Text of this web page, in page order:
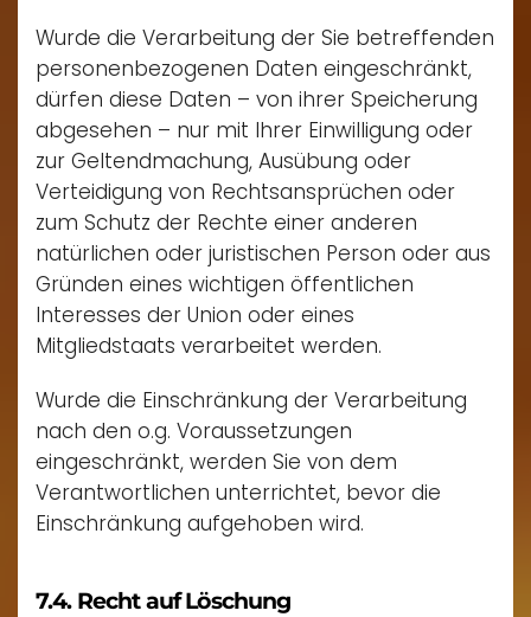
Wurde die Verarbeitung der Sie betreffenden
personenbezogenen Daten eingeschränkt,
dürfen diese Daten – von ihrer Speicherung
abgesehen – nur mit Ihrer Einwilligung oder
zur Geltendmachung, Ausübung oder
Verteidigung von Rechtsansprüchen oder
zum Schutz der Rechte einer anderen
natürlichen oder juristischen Person oder aus
Gründen eines wichtigen öffentlichen
Interesses der Union oder eines
Mitgliedstaats verarbeitet werden.
Wurde die Einschränkung der Verarbeitung
nach den o.g. Voraussetzungen
eingeschränkt, werden Sie von dem
Verantwortlichen unterrichtet, bevor die
Einschränkung aufgehoben wird.
7.4. Recht auf Löschung